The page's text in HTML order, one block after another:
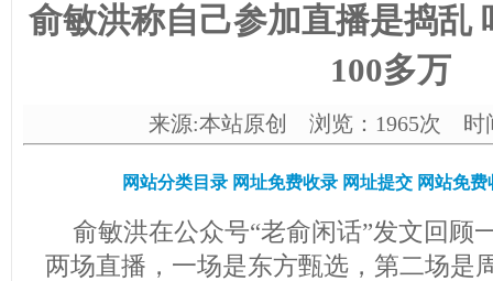
俞敏洪称自己参加直播是捣乱
100多万
来源:本站原创 浏览：1965次 时
网站分类目录 网址免费收录 网址提交 网站免费
俞敏洪在公众号“老俞闲话”发文回顾
两场直播，一场是东方甄选，第二场是